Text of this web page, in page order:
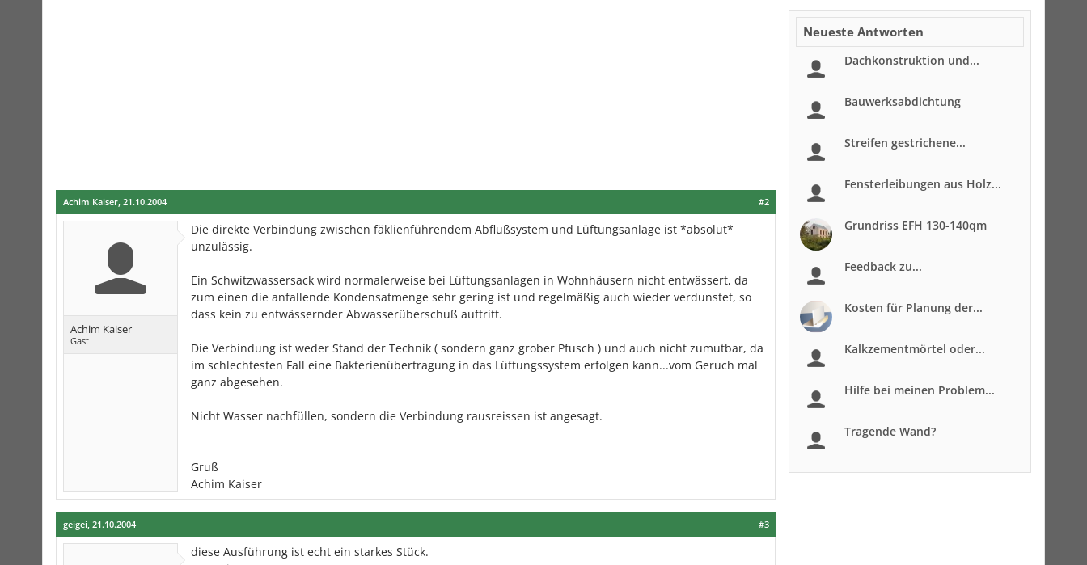
#2
Achim Kaiser, 21.10.2004
Achim Kaiser
Gast
Die direkte Verbindung zwischen fäklienführendem Abflußsystem und Lüftungsanlage ist *absolut*
unzulässig.
Ein Schwitzwassersack wird normalerweise bei Lüftungsanlagen in Wohnhäusern nicht entwässert, da
zum einen die anfallende Kondensatmenge sehr gering ist und regelmäßig auch wieder verdunstet, so
dass kein zu entwässernder Abwasserüberschuß auftritt.
Die Verbindung ist weder Stand der Technik ( sondern ganz grober Pfusch ) und auch nicht zumutbar, da
im schlechtesten Fall eine Bakterienübertragung in das Lüftungssystem erfolgen kann...vom Geruch mal
ganz abgesehen.
Nicht Wasser nachfüllen, sondern die Verbindung rausreissen ist angesagt.
Gruß
Achim Kaiser
#3
geigei, 21.10.2004
diese Ausführung ist echt ein starkes Stück.
Neueste Antworten
Dachkonstruktion und...
Bauwerksabdichtung
Streifen gestrichene...
Fensterleibungen aus Holz...
Grundriss EFH 130-140qm
Feedback zu...
Kosten für Planung der...
Kalkzementmörtel oder...
Hilfe bei meinen Problem...
Tragende Wand?